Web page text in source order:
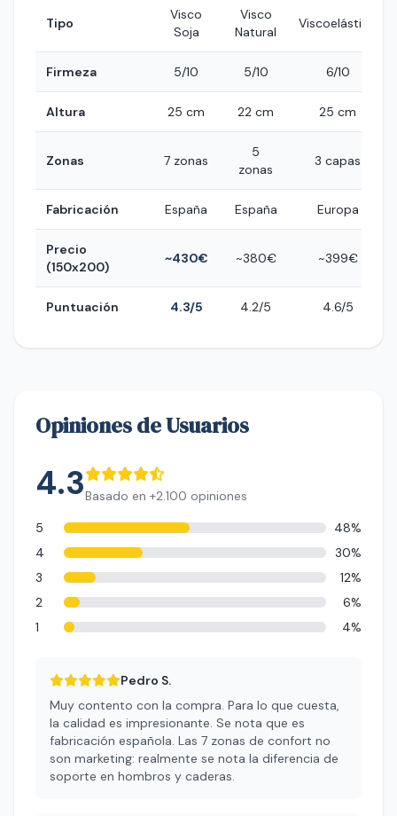
Tipo
Visco
Soja
Visco
Natural
Viscoelástico
Firmeza 5/10 5/10 6/10
Altura 25 cm 22 cm 25 cm
Zonas 7 zonas
5
zonas
3 capas
Fabricación España España Europa
Precio
(150x200)
~430€ ~380€ ~399€
Puntuación 4.3/5 4.2/5 4.6/5
Opiniones de Usuarios
4.3Basado en +2.100 opiniones
5
48%
4
30%
3
12%
2
6%
1
4%
Pedro S.
Muy contento con la compra. Para lo que cuesta,
la calidad es impresionante. Se nota que es
fabricación española. Las 7 zonas de confort no
son marketing: realmente se nota la diferencia de
soporte en hombros y caderas.